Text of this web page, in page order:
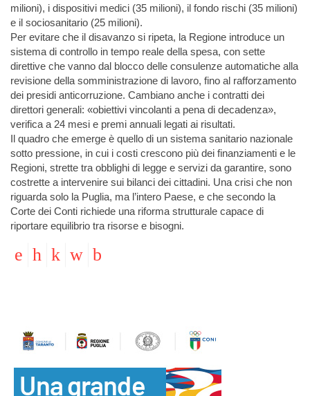
milioni), i dispositivi medici (35 milioni), il fondo rischi (35 milioni)
e il sociosanitario (25 milioni).
Per evitare che il disavanzo si ripeta, la Regione introduce un
sistema di controllo in tempo reale della spesa, con sette
direttive che vanno dal blocco delle consulenze automatiche alla
revisione della somministrazione di lavoro, fino al rafforzamento
dei presidi anticorruzione. Cambiano anche i contratti dei
direttori generali: «obiettivi vincolanti a pena di decadenza»,
verifica a 24 mesi e premi annuali legati ai risultati.
Il quadro che emerge è quello di un sistema sanitario nazionale
sotto pressione, in cui i costi crescono più dei finanziamenti e le
Regioni, strette tra obblighi di legge e servizi da garantire, sono
costrette a intervenire sui bilanci dei cittadini. Una crisi che non
riguarda solo la Puglia, ma l’intero Paese, e che secondo la
Corte dei Conti richiede una riforma strutturale capace di
riportare equilibrio tra risorse e bisogni.